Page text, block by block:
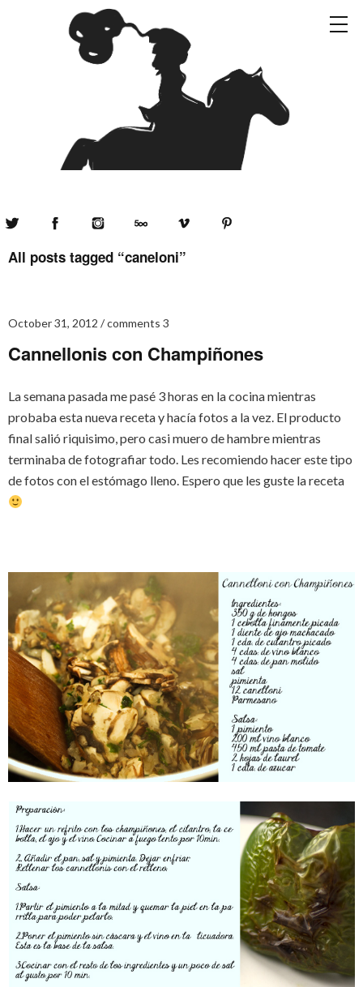
All posts tagged “caneloni”
October 31, 2012 comments 3
Cannellonis con Champiñones
La semana pasada me pasé 3 horas en la cocina mientras
probaba esta nueva receta y hacía fotos a la vez. El producto
final salió riquisimo, pero casi muero de hambre mientras
terminaba de fotografiar todo. Les recomiendo hacer este tipo
de fotos con el estómago lleno. Espero que les guste la receta